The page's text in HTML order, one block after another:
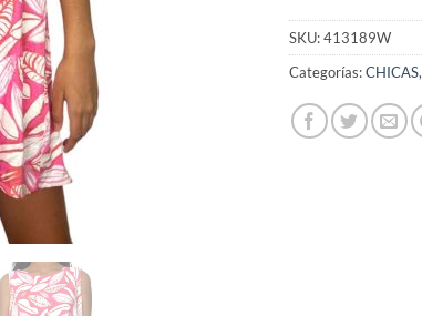
SKU:413189W
Categorías:CHICAS,